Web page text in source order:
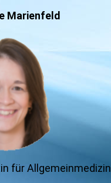
Marienfeld
für Allgemeinmedizin